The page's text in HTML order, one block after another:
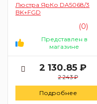
Люстра ЯрКо DA5068/3
BK+FGD
(0)
Представлен в
магазине
2 130.85 ₽
2 243 ₽
Подробнее